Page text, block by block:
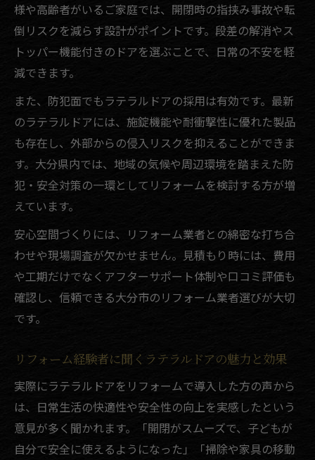
様や高齢者がいるご家庭では、開閉時の指挟み事故や転
倒リスクを減らす設計がポイントです。段差の解消やス
トッパー機能付きのドアを選ぶことで、日常の不安を軽
減できます。
また、防犯面でもラテラルドアの採用は有効です。最新
のラテラルドアには、施錠機能や耐衝撃性に優れた製品
も存在し、外部からの侵入リスクを抑えることができま
す。大分県内では、地域の気候や周辺環境を踏まえた防
犯・安全対策の一環としてリフォームを検討する方が増
えています。
安心空間づくりには、リフォーム業者との綿密な打ち合
わせや現場調査が欠かせません。見積もり時には、費用
や工期だけでなくアフターサポート体制や口コミ評価も
確認し、信頼できる大分市のリフォーム業者選びが大切
です。
リフォーム経験者に聞くラテラルドアの魅力と効果
実際にラテラルドアをリフォームで導入した方の声から
は、日常生活の快適性や安全性の向上を実感したという
意見が多く聞かれます。「開閉がスムーズで、子どもが
自分で安全に使えるようになった」「掃除や家具の移動